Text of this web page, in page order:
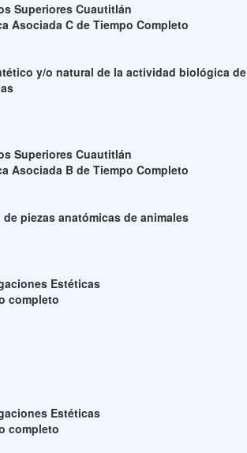
Superiores Cuautitlán
Asociada C de Tiempo Completo
y/o natural de la actividad biológica de
Superiores Cuautitlán
Asociada B de Tiempo Completo
piezas anatómicas de animales
Estéticas
completo
Estéticas
completo